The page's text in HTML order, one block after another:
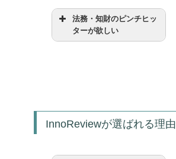
法務・知財のピンチヒッ
ターが欲しい
InnoReviewが選ばれる理由